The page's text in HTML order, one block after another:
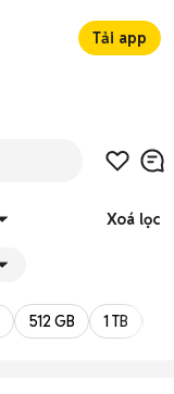
Tải app
Xoá lọc
512 GB 1 TB